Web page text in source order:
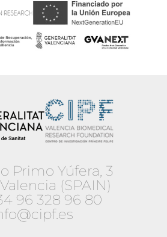
Primo Yúfera, 3
(SPAIN)
96 328 96 80